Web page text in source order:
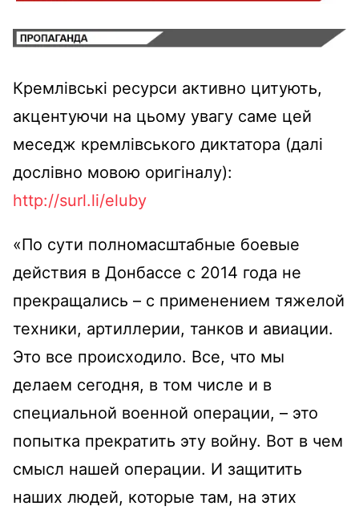
Кремлівські ресурси активно цитують,
акцентуючи на цьому увагу саме цей
меседж кремлівського диктатора (далі
дослівно мовою оригіналу):
http://surl.li/eluby
«По сути полномасштабные боевые
действия в Донбассе с 2014 года не
прекращались – с применением тяжелой
техники, артиллерии, танков и авиации.
Это все происходило. Все, что мы
делаем сегодня, в том числе и в
специальной военной операции, – это
попытка прекратить эту войну. Вот в чем
смысл нашей операции. И защитить
наших людей, которые там, на этих